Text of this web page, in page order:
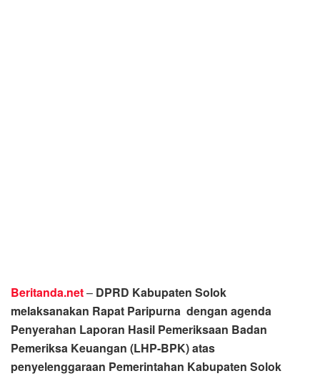
Beritanda.net– DPRD Kabupaten Solok
melaksanakan Rapat Paripurna dengan agenda
Penyerahan Laporan Hasil Pemeriksaan Badan
Pemeriksa Keuangan (LHP-BPK) atas
penyelenggaraan Pemerintahan Kabupaten Solok